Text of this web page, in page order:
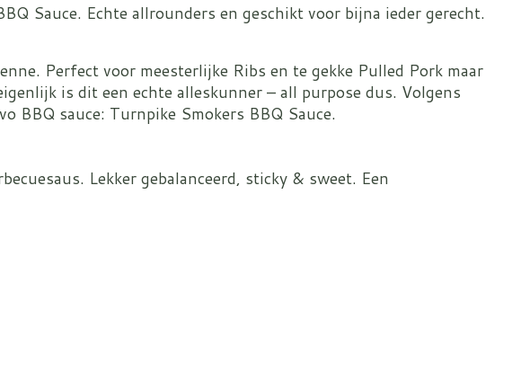
Sauce. Echte allrounders en geschikt voor bijna ieder gerecht.
Perfect voor meesterlijke Ribs en te gekke Pulled Pork maar
is dit een echte alleskunner – all purpose dus. Volgens
BBQ sauce: Turnpike Smokers BBQ Sauce.
Lekker gebalanceerd, sticky & sweet. Een